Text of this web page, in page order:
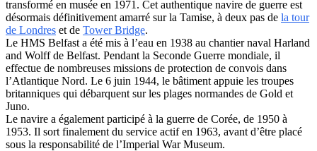
transformé en musée en 1971. Cet authentique navire de guerre est
désormais définitivement amarré sur la Tamise, à deux pas de la tour
de Londres et de Tower Bridge.
Le HMS Belfast a été mis à l’eau en 1938 au chantier naval Harland
and Wolff de Belfast. Pendant la Seconde Guerre mondiale, il
effectue de nombreuses missions de protection de convois dans
l’Atlantique Nord. Le 6 juin 1944, le bâtiment appuie les troupes
britanniques qui débarquent sur les plages normandes de Gold et
Juno.
Le navire a également participé à la guerre de Corée, de 1950 à
1953. Il sort finalement du service actif en 1963, avant d’être placé
sous la responsabilité de l’Imperial War Museum.